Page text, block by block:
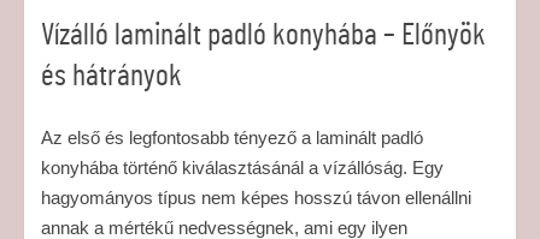
Vízálló laminált padló konyhába – Előnyök
és hátrányok
Az első és legfontosabb tényező a laminált padló
konyhába történő kiválasztásánál a vízállóság. Egy
hagyományos típus nem képes hosszú távon ellenállni
annak a mértékű nedvességnek, ami egy ilyen